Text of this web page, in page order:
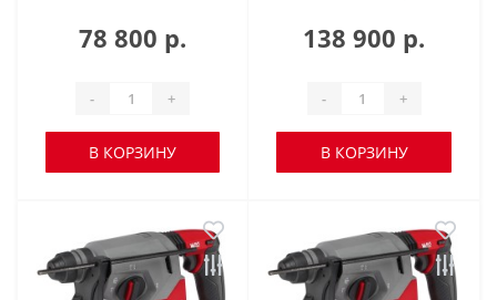
78 800 р.
- +
В КОРЗИНУ
138 900 р.
- +
В КОРЗИНУ